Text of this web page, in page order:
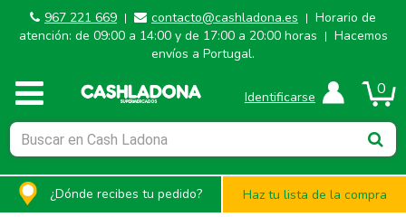
967 221 669 | contacto@cashladona.es | Horario de
atención: de 09:00 a 14:00 y de 17:00 a 20:00 horas
| Hacemos
envíos a Portugal.
0
Identificarse
¿Dónde recibes tu pedido? Haz tu lista de la compra